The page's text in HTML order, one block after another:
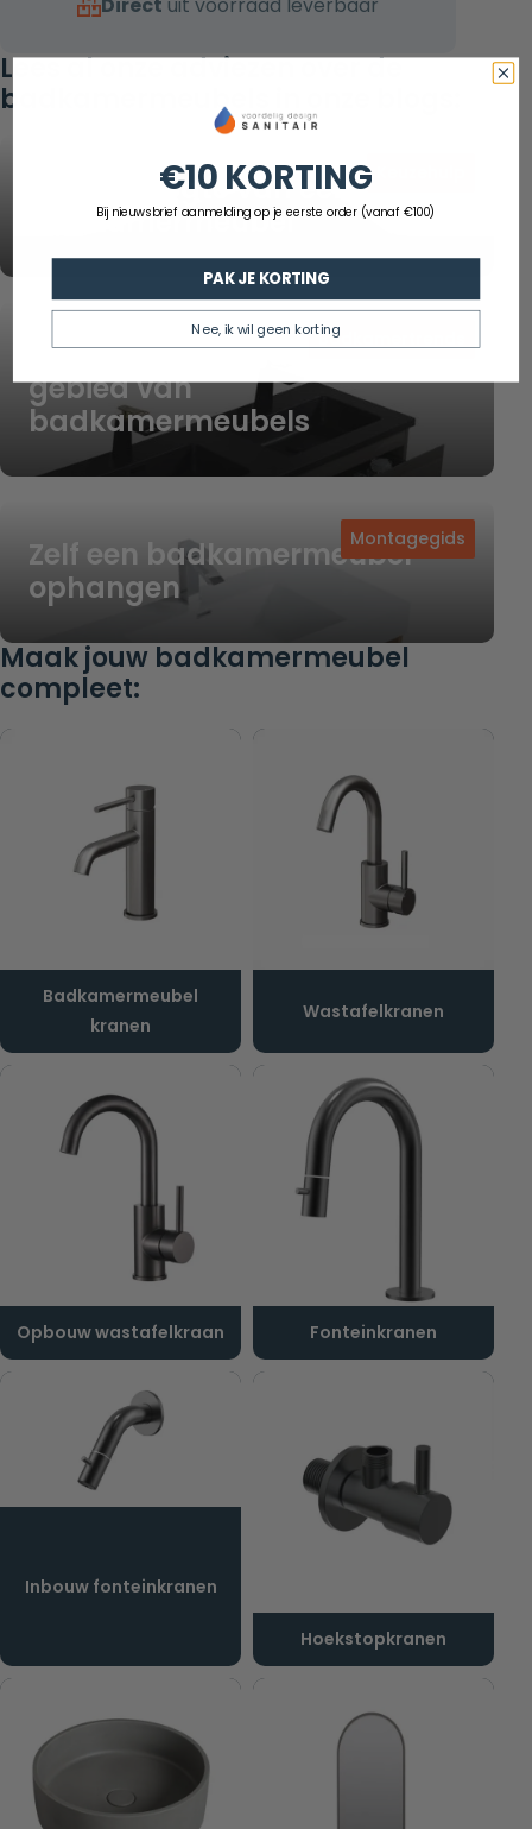
Lees al onze adviezen over de
badkamermeubels in onze blogs:
Ideale hoogte van een
badkamermeubel
De nieuwste trends op het
gebied van
badkamermeubels
Badkamertrends
Zelf een badkamermeubel
ophangen
Montagegids
Maak jouw badkamermeubel
compleet:
Badkamermeubel
kranen
Wastafelkranen
Opbouw wastafelkraan Fonteinkranen
Inbouw fonteinkranen
Hoekstopkranen
€10 KORTING
Bij nieuwsbrief aanmelding op je eerste order (vanaf €100)
PAK JE KORTING
Nee, ik wil geen korting